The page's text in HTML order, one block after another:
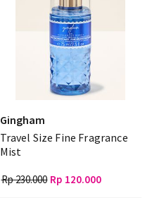
Gingham
Travel Size Fine Fragrance
Mist
Rp 230.000 Rp 120.000